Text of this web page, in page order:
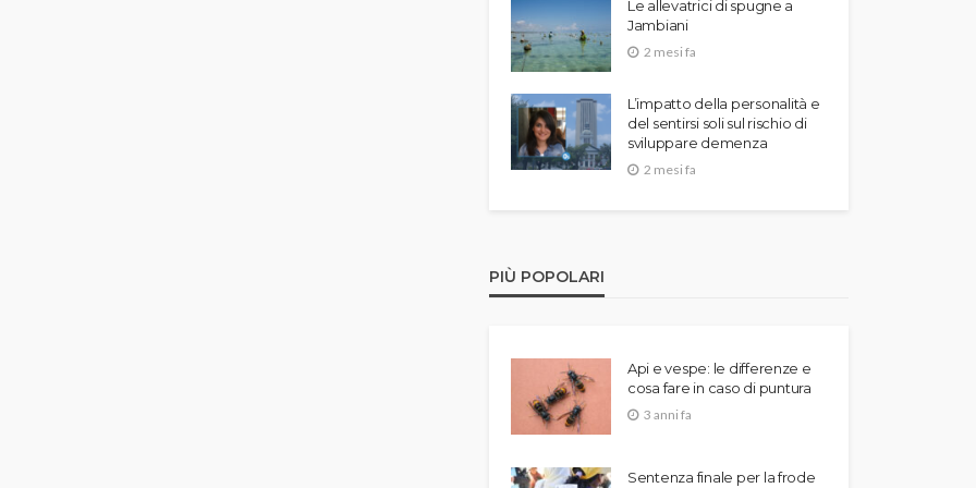
Le allevatrici di spugne a
Jambiani
2 mesi fa
L’impatto della personalità e
del sentirsi soli sul rischio di
sviluppare demenza
2 mesi fa
PIÙ POPOLARI
Api e vespe: le differenze e
cosa fare in caso di puntura
3 anni fa
Sentenza finale per la frode